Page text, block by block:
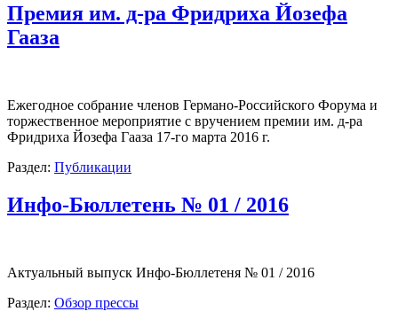
Премия им. д-ра Фридриха Йозефа
Гааза
Ежегодное собрание членов Германо-Российского Форума и
торжественное мероприятие с вручением премии им. д-ра
Фридриха Йозефа Гааза 17-го марта 2016 г.
Раздел: Публикации
Инфо-Бюллетень № 01 / 2016
Актуальный выпуск Инфо-Бюллетеня № 01 / 2016
Раздел: Обзор прессы